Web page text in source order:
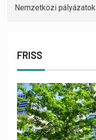
Nemzetközi pályázatok
FRISS